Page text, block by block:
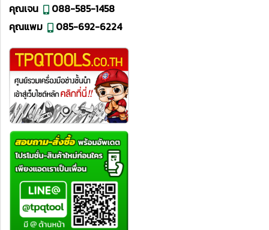
คุณเจน
088-585-1458
คุณแพม
085-692-6224